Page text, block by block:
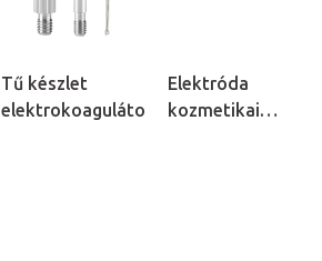
Tű készlet
elektrokoagulátorhoz
Elektróda
kozmetikai